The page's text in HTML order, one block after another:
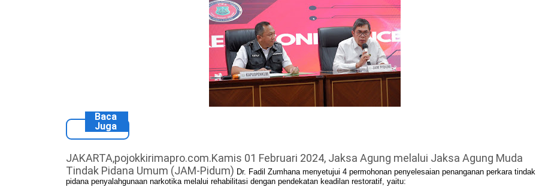
Baca
Juga
JAKARTA,pojokkirimapro.com.Kamis 01 Februari 2024, Jaksa Agung melalui Jaksa Agung Muda
Tindak Pidana Umum (JAM-Pidum) Dr. Fadil Zumhana menyetujui 4 permohonan penyelesaian penanganan perkara tindak
pidana penyalahgunaan narkotika melalui rehabilitasi dengan pendekatan keadilan restoratif, yaitu: